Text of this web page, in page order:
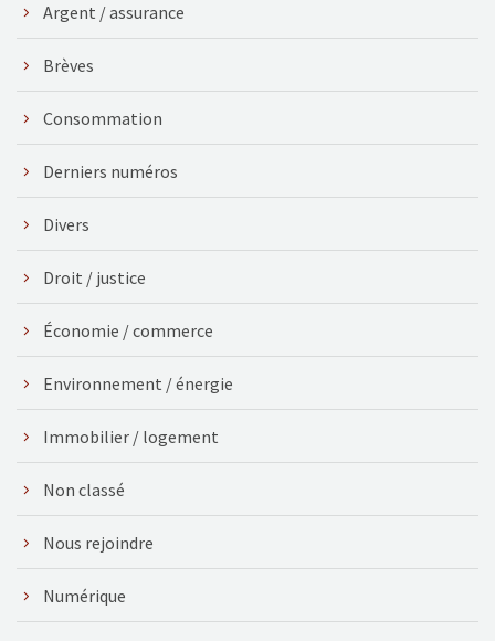
Argent / assurance
Brèves
Consommation
Derniers numéros
Divers
Droit / justice
Économie / commerce
Environnement / énergie
Immobilier / logement
Non classé
Nous rejoindre
Numérique